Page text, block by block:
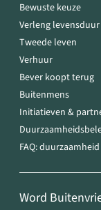
Bewuste keuze
Verleng levensduur
Tweede leven
Verhuur
Bever koopt terug
Buitenmens
Initiatieven &
FAQ: duurzaamheid
Word